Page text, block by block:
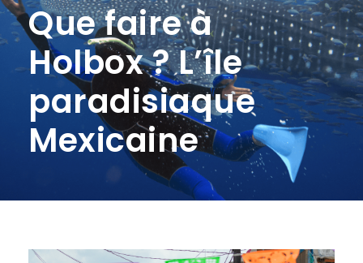
Que faire à
Holbox ? L’île
paradisiaque
Mexicaine